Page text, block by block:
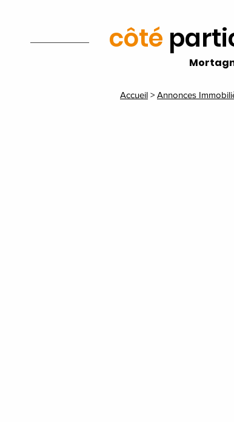
côté
Accueil > Annonces